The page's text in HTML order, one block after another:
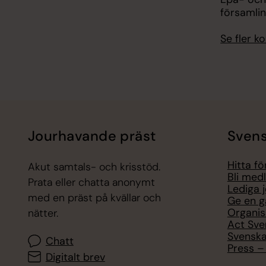
Se fler
Jourhavande präst
Akut samtals- och krisstöd.
Prata eller chatta anonymt
med en präst på kvällar och
nätter.
Chatt
Digitalt brev
Hitta
Bli
Lediga
Ge en
Act
Press